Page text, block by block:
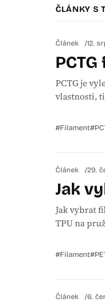
ČLÁNKY S
Článek 12.
PCTG je
vlastnosti,
#Filament
Článek 29.
Jak
Jak vybrat
TPU na
#Filament
Článek 6.